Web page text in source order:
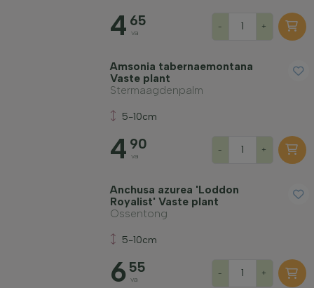
4 65
va
- +
Amsonia tabernaemontana
Vaste plant
Stermaagdenpalm
5-10cm
4 90
va
- +
Anchusa azurea 'Loddon
Royalist' Vaste plant
Ossentong
5-10cm
6 55
va
- +